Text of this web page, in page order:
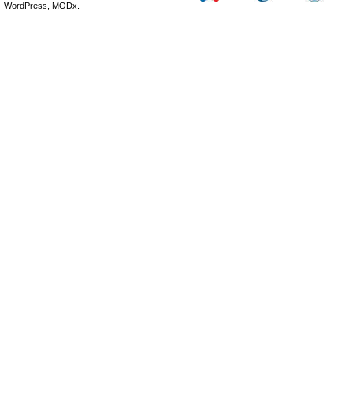
WordPress, MODx.